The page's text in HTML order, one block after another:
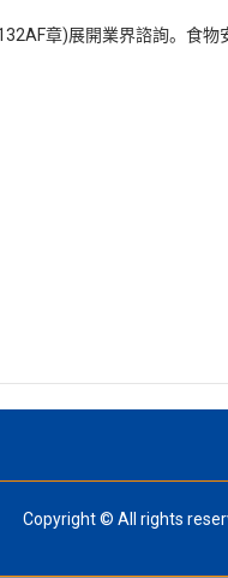
章)展開業界諮詢。食
Copyright © All rights